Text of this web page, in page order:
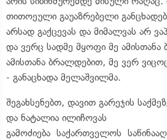
თითოეული გაუაზრებელი
არსად გაქცევას და მიმალვას არ
და ვერც სადმე მყოფი მე ამისთანა
ამისთანა ბრალდებით, მე ვერ
- განაცხადა მელაშვილმა.
შეგახსენებთ, დავით გარეჯის
და ნატალია ილიჩოვას
გამოძიება საქართველოს